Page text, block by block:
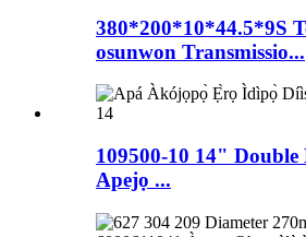
380*200*10*44.5*9S
osunwon Transmissio...
109500-10 14"
Apejọ ...